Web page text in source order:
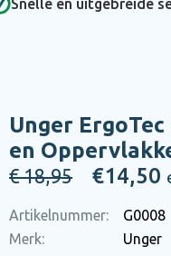
Snelle en uitgebreide
Unger
en
€ 18,95 €14,50
Artikelnummer:
G0008
Merk:
Unger